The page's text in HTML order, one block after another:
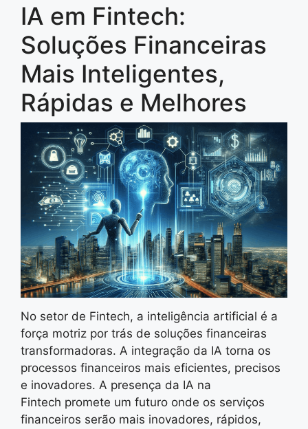
IA em Fintech:
Soluções Financeiras
Mais Inteligentes,
Rápidas e Melhores
No setor de Fintech, a inteligência artificial é a
força motriz por trás de soluções financeiras
transformadoras. A integração da IA torna os
processos financeiros mais eficientes, precisos
e inovadores. A presença da IA na
Fintech promete um futuro onde os serviços
financeiros serão mais inovadores, rápidos,